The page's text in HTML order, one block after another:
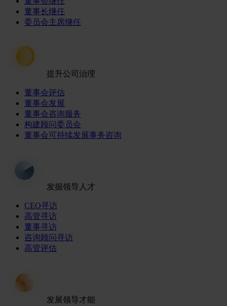
董事长继任
委员会主席继任
提升公司治理
董事会评估
董事会发展
董事会咨询服务
构建顾问委员会
董事会可持续发展事务咨询
发掘领导人才
CEO寻访
高管寻访
董事寻访
咨询顾问寻访
高管评估
发展领导才能